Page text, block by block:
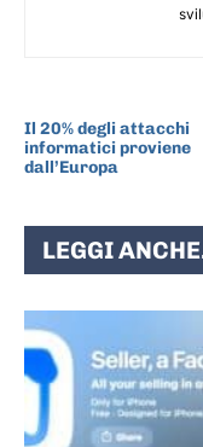
Il 20% degli attacchi
informatici proviene
dall’Europa
LEGGI